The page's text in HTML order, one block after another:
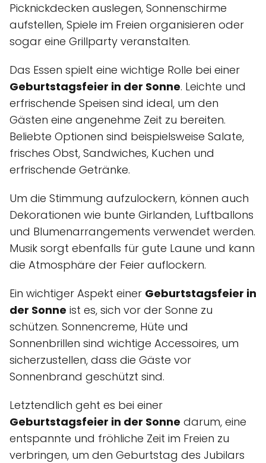
Picknickdecken auslegen, Sonnenschirme
aufstellen, Spiele im Freien organisieren oder
sogar eine Grillparty veranstalten.
Das Essen spielt eine wichtige Rolle bei einer
Geburtstagsfeier in der Sonne. Leichte und
erfrischende Speisen sind ideal, um den
Gästen eine angenehme Zeit zu bereiten.
Beliebte Optionen sind beispielsweise Salate,
frisches Obst, Sandwiches, Kuchen und
erfrischende Getränke.
Um die Stimmung aufzulockern, können auch
Dekorationen wie bunte Girlanden, Luftballons
und Blumenarrangements verwendet werden.
Musik sorgt ebenfalls für gute Laune und kann
die Atmosphäre der Feier auflockern.
Ein wichtiger Aspekt einer Geburtstagsfeier in
der Sonne ist es, sich vor der Sonne zu
schützen. Sonnencreme, Hüte und
Sonnenbrillen sind wichtige Accessoires, um
sicherzustellen, dass die Gäste vor
Sonnenbrand geschützt sind.
Letztendlich geht es bei einer
Geburtstagsfeier in der Sonne darum, eine
entspannte und fröhliche Zeit im Freien zu
verbringen, um den Geburtstag des Jubilars